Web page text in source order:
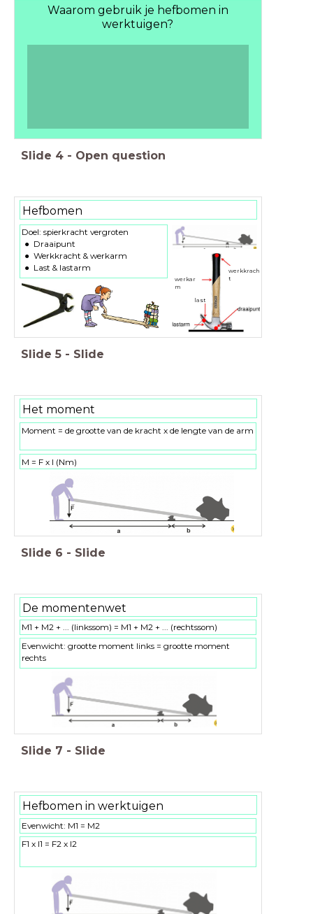
Waarom gebruik je hefbomen in
werktuigen?
Slide 4 - Open question
Hefbomen
Doel: spierkracht vergroten
Draaipunt
Werkkracht & werkarm
Last & lastarm
werkar
m
werkkrach
t
last
Slide 5 - Slide
Het moment
Moment = de grootte van de kracht x de lengte van de arm
M = F x l (Nm)
Slide 6 - Slide
De momentenwet
Evenwicht: grootte moment links = grootte moment
rechts
M1 + M2 + ... (linkssom) = M1 + M2 + ... (rechtssom)
Slide 7 - Slide
Hefbomen in werktuigen
F1 x l1 = F2 x l2
Evenwicht: M1 = M2